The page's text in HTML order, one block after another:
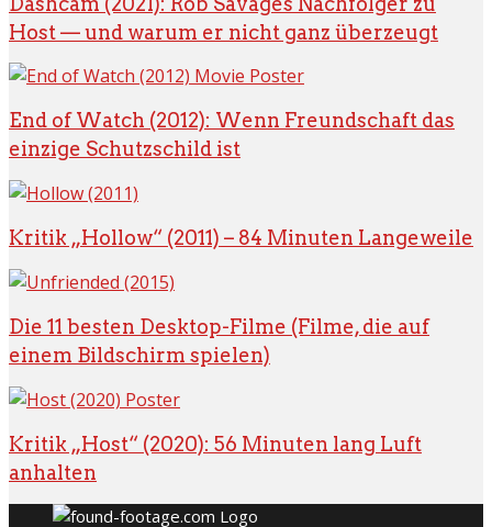
Host — und warum er nicht ganz überzeugt
End of Watch (2012): Wenn Freundschaft das
einzige Schutzschild ist
Kritik „Hollow“ (2011) – 84 Minuten Langeweile
Die 11 besten Desktop-Filme (Filme, die auf
einem Bildschirm spielen)
Kritik „Host“ (2020): 56 Minuten lang Luft
anhalten